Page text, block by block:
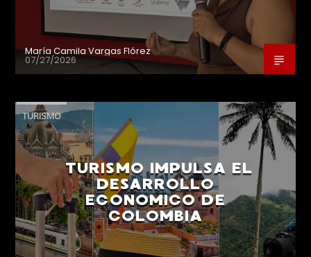
María Camila Vargas Flórez
07/27/2026
TURISMO
TURISMO IMPULSA EL
DESARROLLO
ECONOMICO DE
COLOMBIA